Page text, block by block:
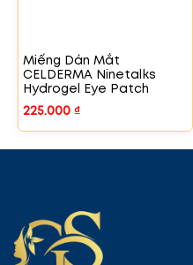
Miếng Dán Mắt
CELDERMA Ninetalks
Hydrogel Eye Patch
225.000 ₫